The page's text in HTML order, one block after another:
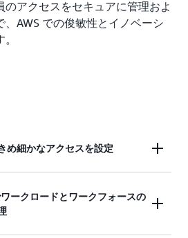
のアクセスをセキュアに管理およ
AWS での俊敏性とイノベーシ
め細かなアクセスを設定
にきめ細かなアクセスコントロ
で最小特権に移行します。
ークロードとワークフォースの